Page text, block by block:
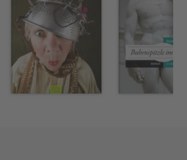
freier Autor in Bielefeld, wo
große Lesebühnenszene
in der "taz", dem
in der Zeitschrift "Männer".
Buch "Sacha Brohms